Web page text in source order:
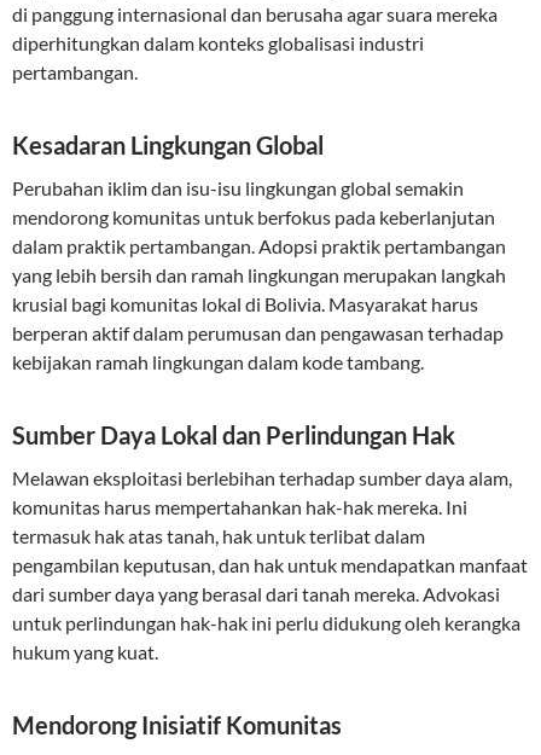
di panggung internasional dan berusaha agar suara mereka
diperhitungkan dalam konteks globalisasi industri
pertambangan.
Kesadaran Lingkungan Global
Perubahan iklim dan isu-isu lingkungan global semakin
mendorong komunitas untuk berfokus pada keberlanjutan
dalam praktik pertambangan. Adopsi praktik pertambangan
yang lebih bersih dan ramah lingkungan merupakan langkah
krusial bagi komunitas lokal di Bolivia. Masyarakat harus
berperan aktif dalam perumusan dan pengawasan terhadap
kebijakan ramah lingkungan dalam kode tambang.
Sumber Daya Lokal dan Perlindungan Hak
Melawan eksploitasi berlebihan terhadap sumber daya alam,
komunitas harus mempertahankan hak-hak mereka. Ini
termasuk hak atas tanah, hak untuk terlibat dalam
pengambilan keputusan, dan hak untuk mendapatkan manfaat
dari sumber daya yang berasal dari tanah mereka. Advokasi
untuk perlindungan hak-hak ini perlu didukung oleh kerangka
hukum yang kuat.
Mendorong Inisiatif Komunitas